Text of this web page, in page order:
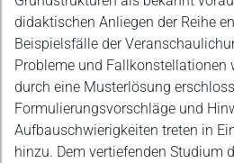
didaktischen Anliegen der Reihe
Beispielsfälle der
Probleme und Fallkonstellationen
durch eine Musterlösung
Formulierungsvorschläge und
Aufbauschwierigkeiten treten in
hinzu. Dem vertiefenden Studium